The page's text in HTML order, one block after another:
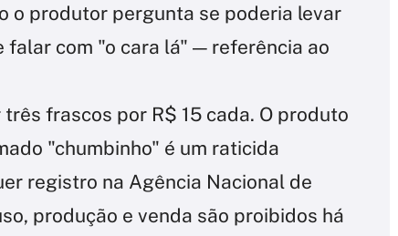
o produtor pergunta se poderia levar
com "o cara lá" — referência ao
frascos por R$ 15 cada. O produto
"chumbinho" é um raticida
registro na Agência Nacional de
produção e venda são proibidos há